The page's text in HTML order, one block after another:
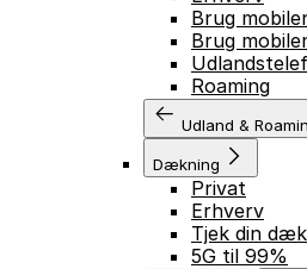
Brug
Brug
Roaming
Udland &
Dækning
Privat
Erhverv
Tjek din
5G til 99%